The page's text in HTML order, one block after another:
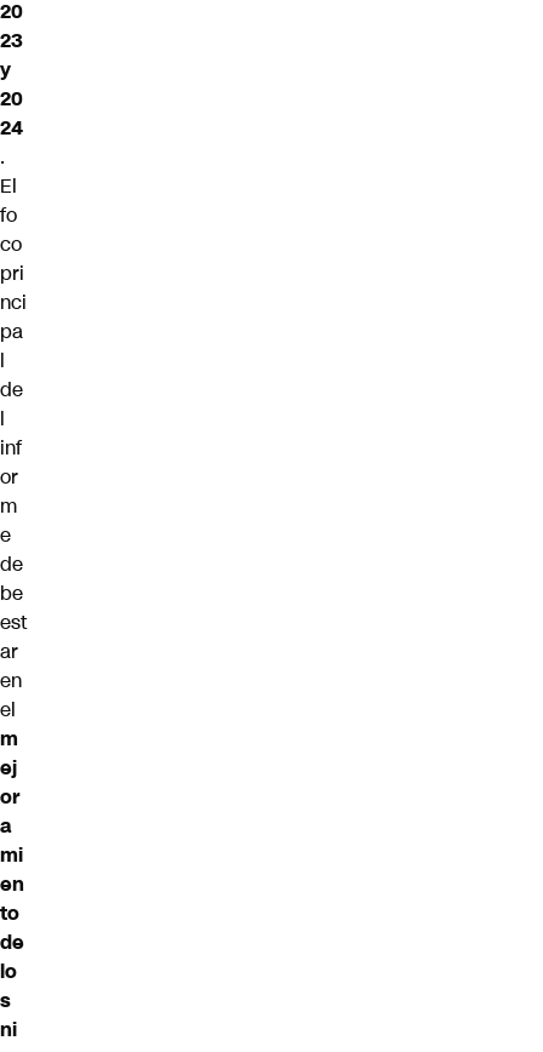
20
23
y
20
24
.
El
fo
co
pri
nci
pa
l
de
l
inf
or
m
e
de
be
est
ar
en
el
m
ej
or
a
mi
en
to
de
lo
s
ni